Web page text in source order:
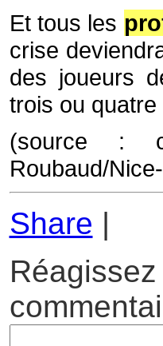
Et tous les
crise
des joueurs
trois ou
(source :
Roubaud/
Share |